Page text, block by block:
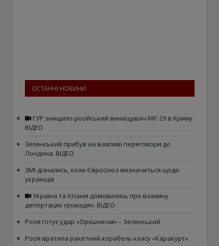
ОСТАННІ НОВИНИ
ГУР знищило російський винищувач МіГ-29 в Криму.
ВІДЕО
Зеленський прибув на важливі переговори до
Лондона. ВІДЕО
ЗМІ дізнались, коли Євросоюз визначиться щодо
українців
Україна та Іспанія домовились про взаємну
депортацію громадян. ВІДЕО
Росія готує удар «Орєшніком» – Зеленський
Росія вратила ракетний корабель класу «Каракурт»